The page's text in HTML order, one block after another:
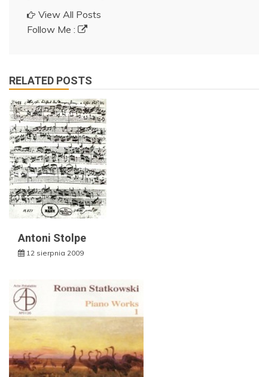
View All Posts
Follow Me :
RELATED POSTS
Antoni Stolpe
12 sierpnia 2009